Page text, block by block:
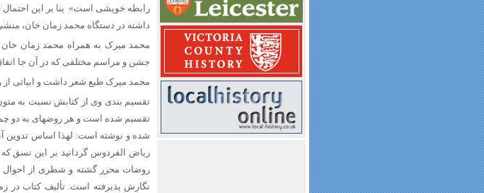
رابطه خویشى است» بنا بر این
داشته در دستگاه محمد زمان خان،
محمد میرک به همراه محمد زمان خان
جشن و مراسم مختلفى که در آن جا
محمد میرک طبع شعر داشت و ابیاتی از
تقسیم بندی وی از کتابش نسبت به
تقسیم شده است و هر روضه‏اى به دو
شده و نوشته است: لهذا اساس تدوین
ریاض الفردوس گردانید بر این نسق
روضات محرر گشته و شطرى از احوال
نگارش پذیرفته است. تألیف کتاب در